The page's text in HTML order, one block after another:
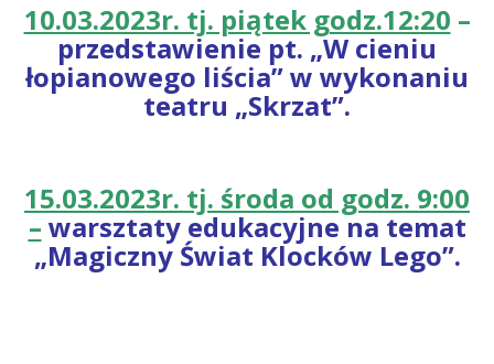
10.03.2023r. tj. piątek godz.12:20 –
przedstawienie pt. „W cieniu
łopianowego liścia” w wykonaniu
teatru „Skrzat”.
15.03.2023r. tj. środa od godz. 9:00
– warsztaty edukacyjne na temat
„Magiczny Świat Klocków Lego”.